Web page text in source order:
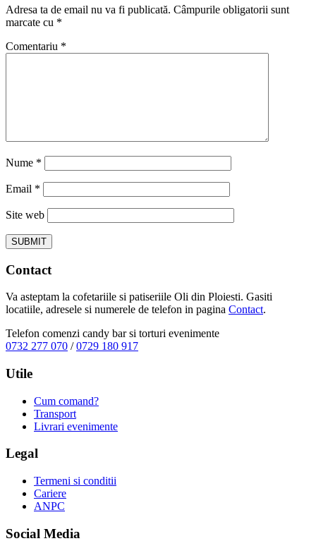
Adresa ta de email nu va fi publicată. Câmpurile obligatorii sunt
marcate cu *
Comentariu *
Nume *
Email *
Site web
Contact
Va asteptam la cofetariile si patiseriile Oli din Ploiesti. Gasiti
locatiile, adresele si numerele de telefon in pagina Contact.
Telefon comenzi candy bar si torturi evenimente
0732 277 070 /0729 180 917
Utile
Cum comand?
Transport
Livrari evenimente
Legal
Termeni si conditii
Cariere
ANPC
Social Media